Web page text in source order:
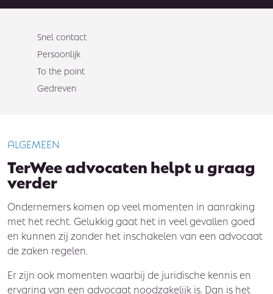
Snel contact
Persoonlijk
To the point
Gedreven
ALGEMEEN
TerWee advocaten helpt u graag
verder
Ondernemers komen op veel momenten in aanraking
met het recht. Gelukkig gaat het in veel gevallen goed
en kunnen zij zonder het inschakelen van een advocaat
de zaken regelen.
Er zijn ook momenten waarbij de juridische kennis en
ervaring van een advocaat noodzakelijk is. Dan is het